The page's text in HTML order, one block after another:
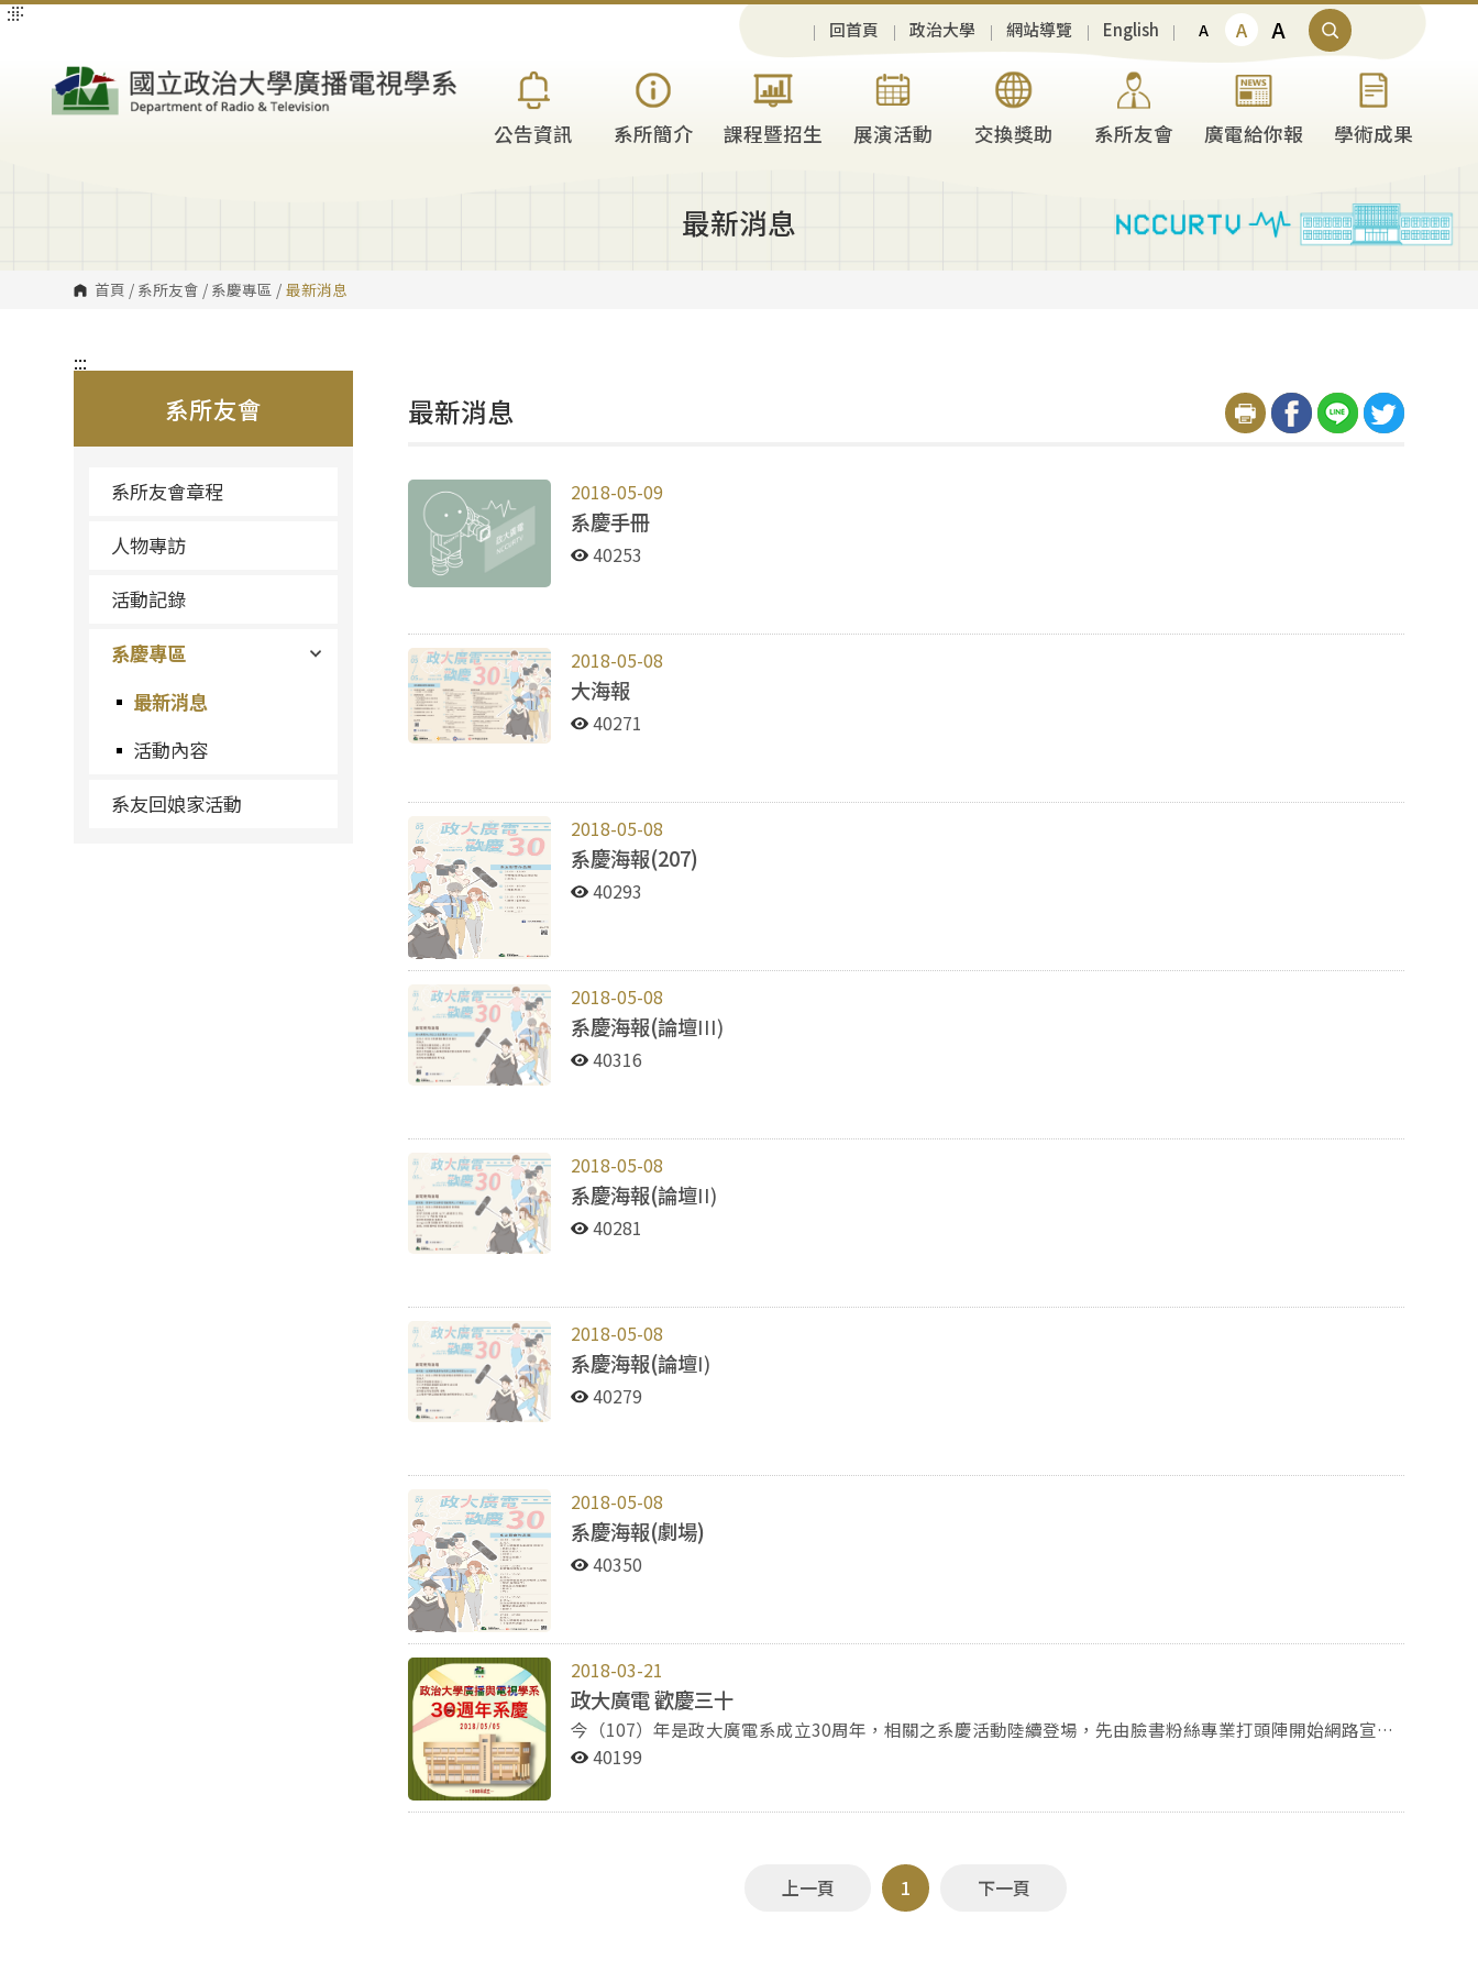
跳
:::
回首頁 政治大學 網站導覽 English A A A
公告資訊 系所簡介 課程暨招生 展演活動 交換獎助 系所友會 廣電給你報 學術成果
最新消息
首頁 / 系所友會 / 系慶專區 / 最新消息
:::
系所友會
系所友會章程
人物專訪
活動記錄
系慶專區
最新消息
活動內容
系友回娘家活動
:::
最新消息
2018-05-09
系慶手冊
40253
2018-05-08
大海報
40271
2018-05-08
系慶海報(207)
40293
2018-05-08
系慶海報(論壇III)
40316
2018-05-08
系慶海報(論壇II)
40281
2018-05-08
系慶海報(論壇I)
40279
2018-05-08
系慶海報(劇場)
40350
2018-03-21
政大廣電 歡慶三十
今（107）年是政大廣電系成立30周年，相關之系慶活動陸續登場，先由臉書粉絲專業打頭陣開始網路宣
傳，歡迎系所友們踴躍回母校歡慶系的生日。
40199
上一頁 1 下一頁